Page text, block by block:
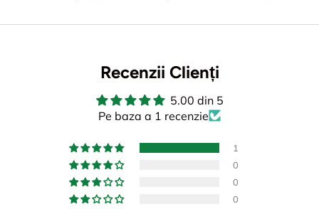
Recenzii Clienți
5.00 din 5
Pe baza a 1 recenzie
1
0
0
0